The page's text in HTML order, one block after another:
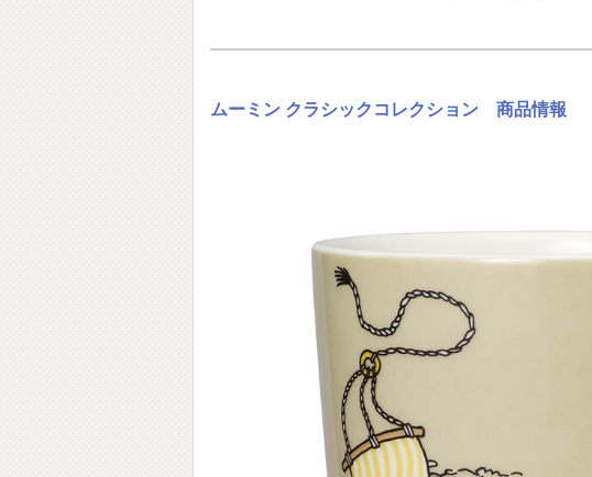
ムーミン クラシックコレクション 商品情報